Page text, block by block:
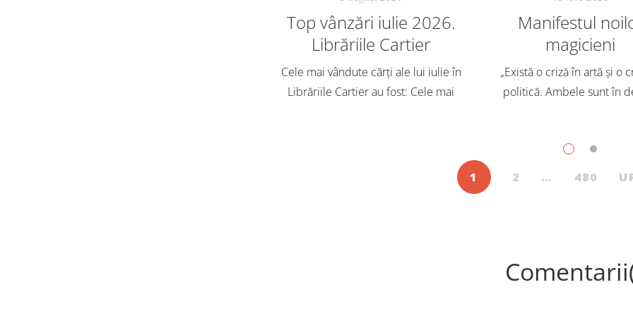
Top vânzări iulie 2026.
Librăriile Cartier
Cele mai vândute cărți ale lui iulie în
Librăriile Cartier au fost: Cele mai
Manifestul
magicieni
„Există o criză în artă și o
politică. Ambele sunt în
Situația poate fi salvată
1 2 … 480